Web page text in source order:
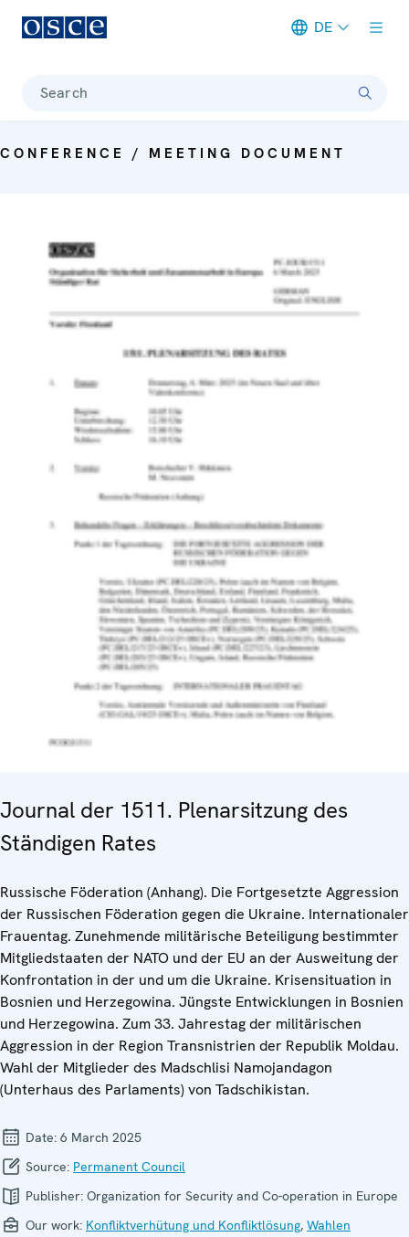
DE
Search
CONFERENCE / MEETING DOCUMENT
Journal der 1511. Plenarsitzung des
Ständigen Rates
Russische Föderation (Anhang). Die Fortgesetzte Aggression
der Russischen Föderation gegen die Ukraine. Internationaler
Frauentag. Zunehmende militärische Beteiligung bestimmter
Mitgliedstaaten der NATO und der EU an der Ausweitung der
Konfrontation in der und um die Ukraine. Krisensituation in
Bosnien und Herzegowina. Jüngste Entwicklungen in Bosnien
und Herzegowina. Zum 33. Jahrestag der militärischen
Aggression in der Region Transnistrien der Republik Moldau.
Wahl der Mitglieder des Madschlisi Namojandagon
(Unterhaus des Parlaments) von Tadschikistan.
Date: 6 March 2025
Source: Permanent Council
Publisher: Organization for Security and Co-operation in Europe
Our work: Konfliktverhütung und Konfliktlösung, Wahlen